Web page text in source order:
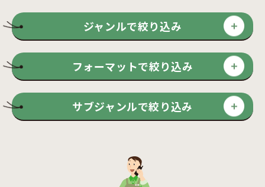
ジャンルで絞り込み
フォーマットで絞り込み
サブジャンルで絞り込み